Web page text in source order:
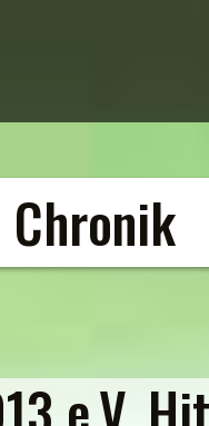
Chronik